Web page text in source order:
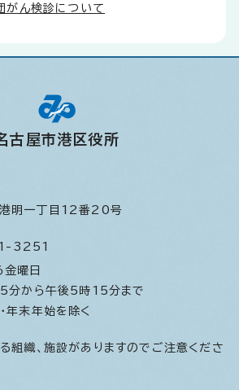
がん検診について
古屋市港区役所
明一丁目12番20号
3251
金曜日
分から午後5時15分まで
年末年始を除く
組織、施設がありますのでご注意くださ